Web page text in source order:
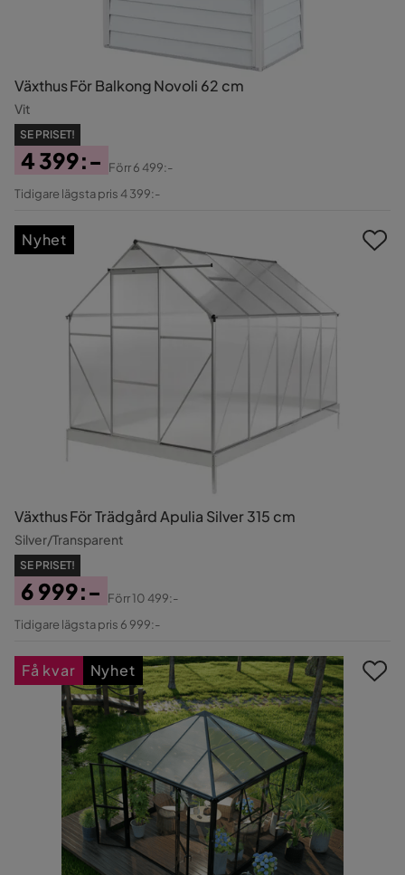
Växthus För Balkong Novoli 62 cm
Vit
SE PRISET!
Pris
4 399:-
Original
Förr6 499:-
Tidigare lägsta pris 4 399:-
Växthus För Trädgård Apulia Silver 315 cm
Silver/Transparent
SE PRISET!
Pris
6 999:-
Original
Förr10 499:-
Tidigare lägsta pris 6 999:-
Nyhet
Få kvar Nyhet